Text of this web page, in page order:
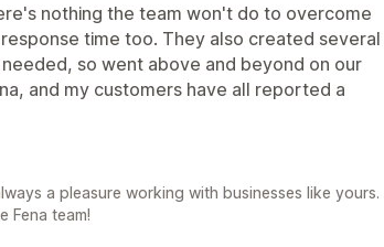
nothing the team won't do to overcome
time too. They also created several
so went above and beyond on our
and my customers have all reported a
a pleasure working with businesses like yours.
Fena team!